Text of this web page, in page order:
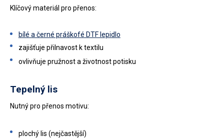
Klíčový materiál pro přenos:
bílé a černé práškofé DTF lepidlo
zajišťuje přilnavost k textilu
ovlivňuje pružnost a životnost potisku
Tepelný lis
Nutný pro přenos motivu:
plochý lis (nejčastější)